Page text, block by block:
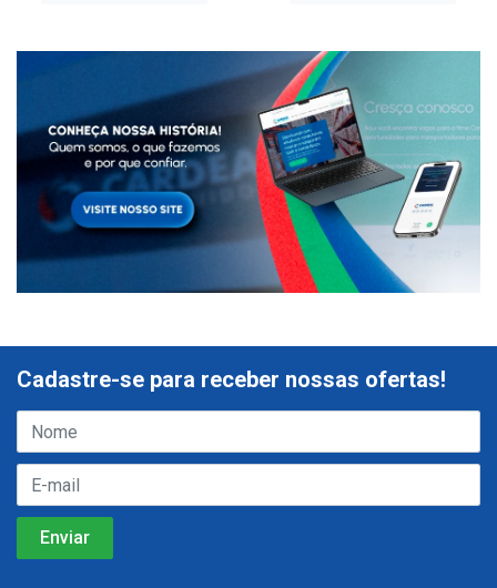
Cadastre-se para receber nossas ofertas!